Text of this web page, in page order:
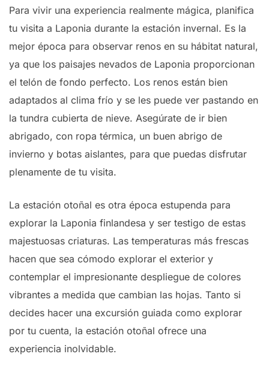
Para vivir una experiencia realmente mágica, planifica
tu visita a Laponia durante la estación invernal. Es la
mejor época para observar renos en su hábitat natural,
ya que los paisajes nevados de Laponia proporcionan
el telón de fondo perfecto. Los renos están bien
adaptados al clima frío y se les puede ver pastando en
la tundra cubierta de nieve. Asegúrate de ir bien
abrigado, con ropa térmica, un buen abrigo de
invierno y botas aislantes, para que puedas disfrutar
plenamente de tu visita.
La estación otoñal es otra época estupenda para
explorar la Laponia finlandesa y ser testigo de estas
majestuosas criaturas. Las temperaturas más frescas
hacen que sea cómodo explorar el exterior y
contemplar el impresionante despliegue de colores
vibrantes a medida que cambian las hojas. Tanto si
decides hacer una excursión guiada como explorar
por tu cuenta, la estación otoñal ofrece una
experiencia inolvidable.